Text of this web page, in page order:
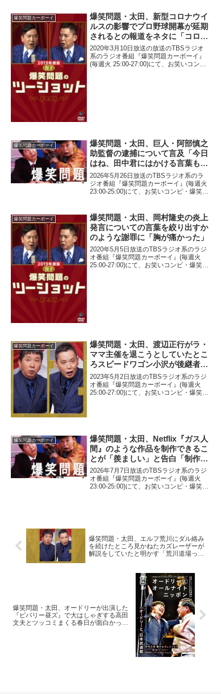
爆笑問題カーボーイ
爆笑問題・太田、新型コロナウイ
ルスの影響でプロ野球開幕が延期
されるとの報道をネタに「コロナ
ばらまき男を観戦に招待なんかり
して」
2020年3月10日放送の放送のTBSラジオ
系のラジオ番組『爆笑問題カーボーイ』
(毎週火 25:00-27:00)にて、お笑いコン
爆笑問題カーボーイ
爆笑問題・太田、巨人・阿部慎之
助監督の逮捕について言及「今日
はね、田中君にはかける言葉もな
い」
2026年5月26日放送のTBSラジオ系のラ
ジオ番組『爆笑問題カーボーイ』(毎週火
23:00-25:00)にて、お笑いコンビ・爆笑問
どうも皆さんこんばんは、爆笑問題・...
爆笑問題カーボーイ
爆笑問題・太田、岡村隆史の炎上
発言についての言葉を絞り出すか
のような謝罪に「胸が痛かった」
2020年5月5日放送のTBSラジオ系のラジ
オ番組『爆笑問題カーボーイ』(毎週火
25:00-27:00)にて、お笑いコンビ・爆笑問
爆笑問題カーボーイ
爆笑問題・太田、渡辺正行がラ・
ママ主催を退こうとしていたとこ
ろスピードワゴン小沢が後継者と
して名乗りを上げたと明かす「僕
はやりたいです」
2023年5月2日放送のTBSラジオ系のラジ
オ番組『爆笑問題カーボーイ』(毎週火
25:00-27:00)にて、お笑いコンビ・爆笑問
爆笑問題カーボーイ
爆笑問題・太田、Netflix『ガス人
間』のような作品を制作できるこ
とが「羨ましい」と告白「制作費
いっぱい出してさ」
2026年7月7日放送のTBSラジオ系のラジ
オ番組『爆笑問題カーボーイ』(毎週火
23:00-25:00)にて、お笑いコンビ・爆笑問
爆笑問題・太田、エルフ荒川にダル絡み
を続けたところ見かねたカズレーザーが
解説をしていたと明かす「荒川道場って
爆笑問題・太田、オードリーが出演した
『ビバリー昼ズ』で大はしゃぎする高田
文夫とツッコミまくる春日が面白かった